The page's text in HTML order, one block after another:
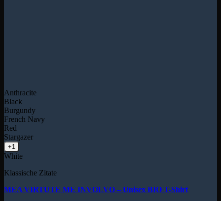
Anthracite
Black
Burgundy
French Navy
Red
Stargazer
+1
White
Klassische Zitate
MEA VIRTUTE ME INVOLVO – Unisex BIO T-Shirt